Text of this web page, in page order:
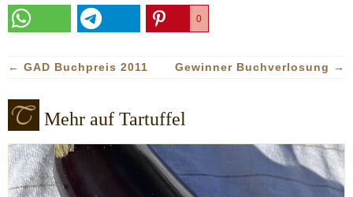
0
← GAD Buchpreis 2011 Gewinner Buchverlosung →
Mehr auf Tartuffel